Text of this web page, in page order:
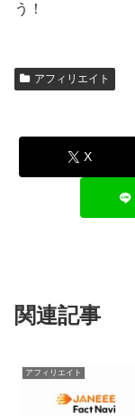
う！
アフィリエイト
X
関連記事
アフィリエイト